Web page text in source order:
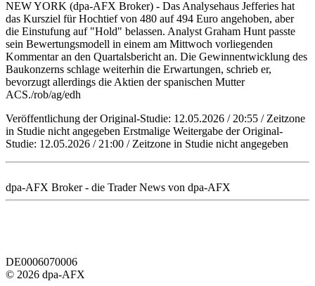
NEW YORK (dpa-AFX Broker) - Das Analysehaus Jefferies hat
das Kursziel für Hochtief von 480 auf 494 Euro angehoben, aber
die Einstufung auf "Hold" belassen. Analyst Graham Hunt passte
sein Bewertungsmodell in einem am Mittwoch vorliegenden
Kommentar an den Quartalsbericht an. Die Gewinnentwicklung des
Baukonzerns schlage weiterhin die Erwartungen, schrieb er,
bevorzugt allerdings die Aktien der spanischen Mutter
ACS./rob/ag/edh
Veröffentlichung der Original-Studie: 12.05.2026 / 20:55 / Zeitzone
in Studie nicht angegeben Erstmalige Weitergabe der Original-
Studie: 12.05.2026 / 21:00 / Zeitzone in Studie nicht angegeben
dpa-AFX Broker - die Trader News von dpa-AFX
DE0006070006
© 2026 dpa-AFX